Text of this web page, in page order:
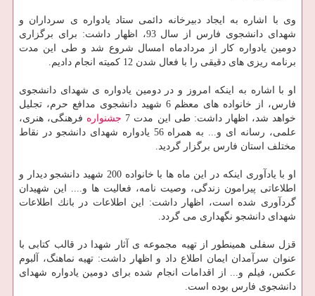
وی با اشاره به ایجاد دبیرخانه دائمی ستاد یادواره ی سرداران و
شهدای دانشجوی فارس از سال 93، اظهار داشت: برای برگزاری
دومین یادواره كار از مردادماه امسال شروع شد و طی این مدت
برنامه ریزی های دقیقی را با فعال شدن 12 كمیته انجام دادیم.
او با اشاره به اینكه امروز و در دومین یادواره ی شهدای دانشجوی
فارس، از خانواده های معظم 6 شهید دانشجوی مدافع حرم، تجلیل
خواهد شد، اظهار داشت: طی این مدت 7
جشنواره فرهنگی، هنری،
علمی، رسانه ای و... به همراه 56 یادواره شهدای دانشجو در نقاط
مختلف استان فارس برگزار گردید.
او با یادآوری اینكه در این ماه ها با خانواده 200 شهید دانشجو دیدار و
اطلاعاتی پیرامون زندگی، وصیت نامه، فعالیت ها و.... این شهیدان
گردآوری شده است، اظهار داشت: این اطلاعات در بانك اطلاعات
شهدای دانشجو نگهداری می گردد.
قزل سفلی همینطور از تهیه مجموعه ی آثار شهدا در قالب كتابی با
عنوان سرآمدان ایمان اطلاع داد و اظهار داشت: تهیه نماهنگ، آلبوم
عكس، فیلم و... از اقدامات انجام شده برای دومین یادواره شهدای
دانشجوی فارس بوده است.